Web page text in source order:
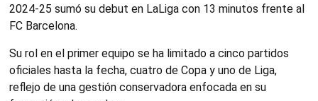
2024-25 sumó su debut en LaLiga con 13 minutos frente al
FC Barcelona.
Su rol en el primer equipo se ha limitado a cinco partidos
oficiales hasta la fecha, cuatro de Copa y uno de Liga,
reflejo de una gestión conservadora enfocada en su